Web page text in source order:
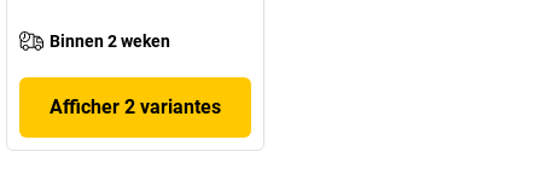
Binnen 2 weken
Afficher 2 variantes